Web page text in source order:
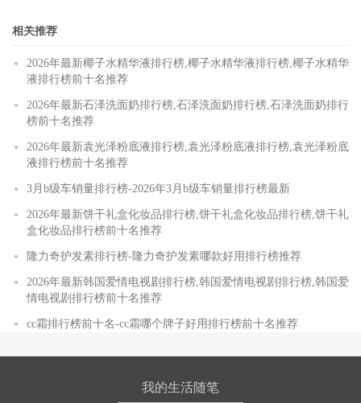
相关推荐
2026年最新椰子水精华液排行榜,椰子水精华液排行榜,椰子水精华
液排行榜前十名推荐
2026年最新石泽洗面奶排行榜,石泽洗面奶排行榜,石泽洗面奶排行
榜前十名推荐
2026年最新袁光泽粉底液排行榜,袁光泽粉底液排行榜,袁光泽粉底
液排行榜前十名推荐
3月b级车销量排行榜-2026年3月b级车销量排行榜最新
2026年最新饼干礼盒化妆品排行榜,饼干礼盒化妆品排行榜,饼干礼
盒化妆品排行榜前十名推荐
隆力奇护发素排行榜-隆力奇护发素哪款好用排行榜推荐
2026年最新韩国爱情电视剧排行榜,韩国爱情电视剧排行榜,韩国爱
情电视剧排行榜前十名推荐
cc霜排行榜前十名-cc霜哪个牌子好用排行榜前十名推荐
我的生活随笔